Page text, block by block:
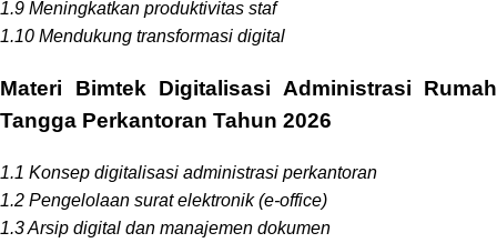
1.9 Meningkatkan produktivitas staf
1.10 Mendukung transformasi digital
Materi Bimtek Digitalisasi Administrasi Rumah
Tangga Perkantoran Tahun 2026
1.1 Konsep digitalisasi administrasi perkantoran
1.2 Pengelolaan surat elektronik (e-office)
1.3 Arsip digital dan manajemen dokumen